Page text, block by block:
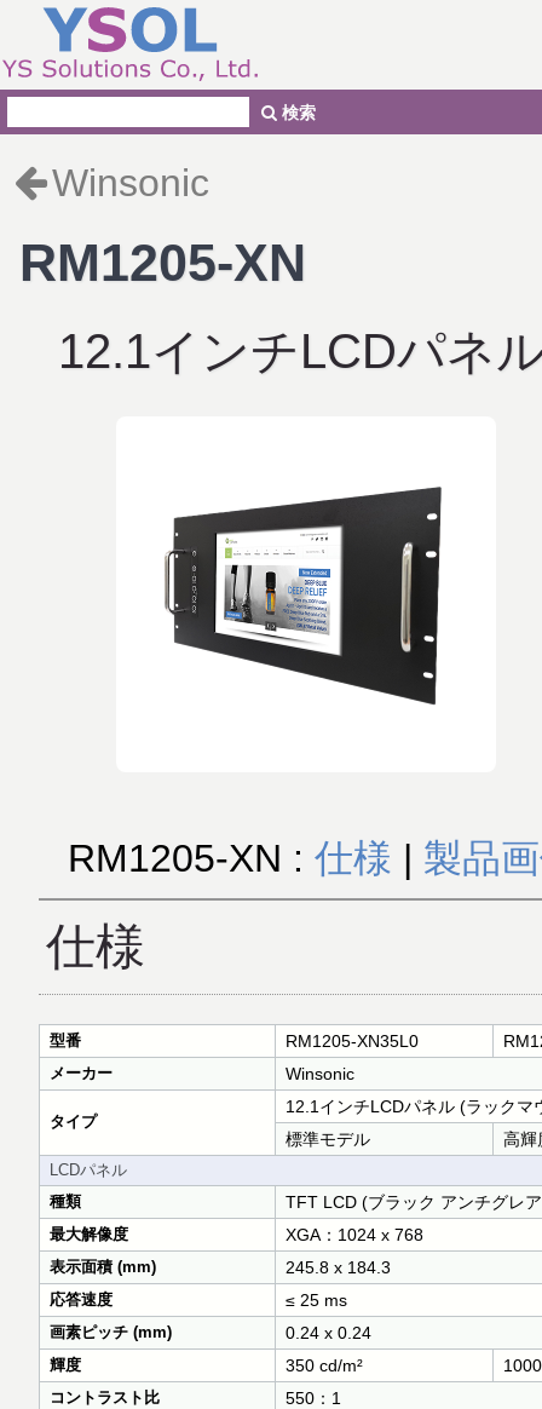
Winsonic
RM1205-XN
12.1インチLCDパネ
RM1205-XN : 仕様 | 製品
仕様
型番 RM1205-XN35L0
メーカー Winsonic
タイプ
12.1インチLCDパネル (ラックマ
標準モデル
高輝
LCDパネル
種類
TFT LCD (ブラック アンチグレ
最大解像度 XGA：1024 x 768
表示面積 (mm) 245.8 x 184.3
応答速度 ≤ 25 ms
画素ピッチ (mm) 0.24 x 0.24
輝度 350 cd/m²
コントラスト比 550：1
検索